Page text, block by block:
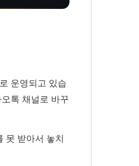
운영되고 있습
톡 채널로 바꾸
못 받아서 놓치